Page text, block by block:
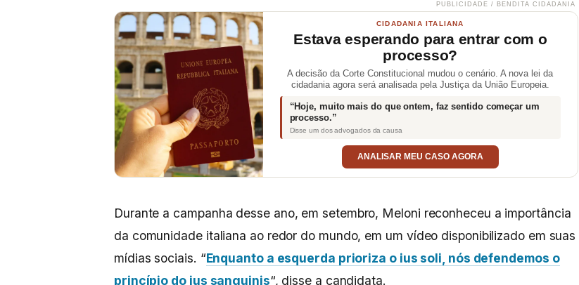
PUBLICIDADE / BENDITA CIDADANIA
CIDADANIA ITALIANA
Estava esperando para entrar com o
processo?
A decisão da Corte Constitucional mudou o cenário. A nova lei da
cidadania agora será analisada pela Justiça da União Europeia.
“Hoje, muito mais do que ontem, faz sentido começar um
processo.”
Disse um dos advogados da causa
ANALISAR MEU CASO AGORA
Durante a campanha desse ano, em setembro, Meloni reconheceu a importância
da comunidade italiana ao redor do mundo, em um vídeo disponibilizado em suas
mídias sociais. “Enquanto a esquerda prioriza o ius soli, nós defendemos o
princípio do ius sanguinis“, disse a candidata.